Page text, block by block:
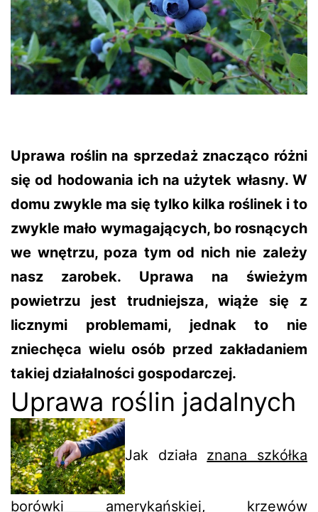
Uprawa roślin na sprzedaż znacząco różni
się od hodowania ich na użytek własny. W
domu zwykle ma się tylko kilka roślinek i to
zwykle mało wymagających, bo rosnących
we wnętrzu, poza tym od nich nie zależy
nasz zarobek. Uprawa na świeżym
powietrzu jest trudniejsza, wiąże się z
licznymi problemami, jednak to nie
zniechęca wielu osób przed zakładaniem
takiej działalności gospodarczej.
Uprawa roślin jadalnych
Jak działa znana szkółka
borówki amerykańskiej, krzewów